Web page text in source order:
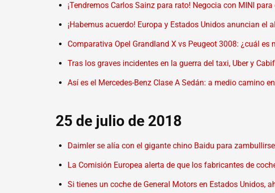
¡Tendremos Carlos Sainz para rato! Negocia con MINI
¡Habemus acuerdo! Europa y Estados Unidos anuncian el
Comparativa Opel Grandland X vs Peugeot 3008: ¿cuál es
Tras los graves incidentes en la guerra del taxi, Uber y
Así es el Mercedes-Benz Clase A Sedán: a medio camino
25 de julio de 2018
Daimler se alía con el gigante chino Baidu para
La Comisión Europea alerta de que los fabricantes de
Si tienes un coche de General Motors en Estados Unidos,